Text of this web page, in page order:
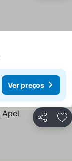
Ver preços
Partilhar